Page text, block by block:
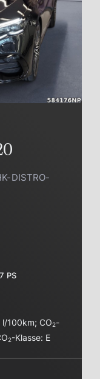
DISTRO-
PS
l/100km;CO2-
2-Klasse: E